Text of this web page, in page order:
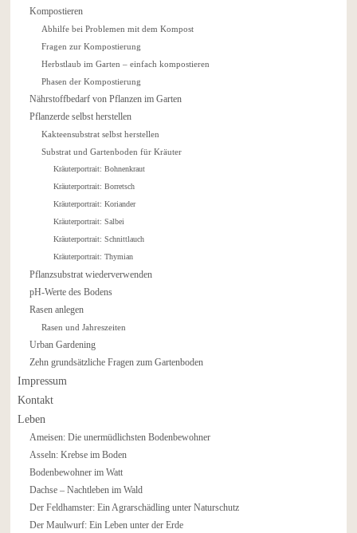
Kompostieren
Abhilfe bei Problemen mit dem Kompost
Fragen zur Kompostierung
Herbstlaub im Garten – einfach kompostieren
Phasen der Kompostierung
Nährstoffbedarf von Pflanzen im Garten
Pflanzerde selbst herstellen
Kakteensubstrat selbst herstellen
Substrat und Gartenboden für Kräuter
Kräuterportrait: Bohnenkraut
Kräuterportrait: Borretsch
Kräuterportrait: Koriander
Kräuterportrait: Salbei
Kräuterportrait: Schnittlauch
Kräuterportrait: Thymian
Pflanzsubstrat wiederverwenden
pH-Werte des Bodens
Rasen anlegen
Rasen und Jahreszeiten
Urban Gardening
Zehn grundsätzliche Fragen zum Gartenboden
Impressum
Kontakt
Leben
Ameisen: Die unermüdlichsten Bodenbewohner
Asseln: Krebse im Boden
Bodenbewohner im Watt
Dachse – Nachtleben im Wald
Der Feldhamster: Ein Agrarschädling unter Naturschutz
Der Maulwurf: Ein Leben unter der Erde